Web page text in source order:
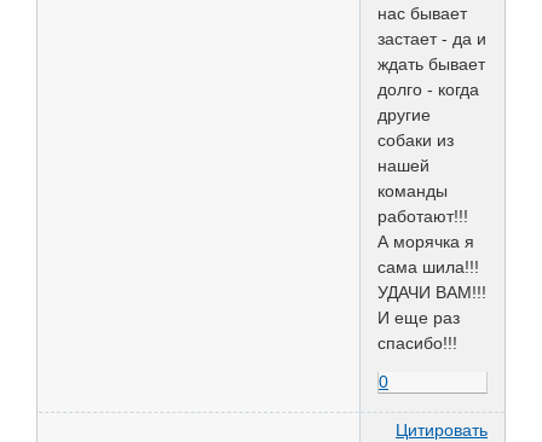
нас бывает
застает - да и
ждать бывает
долго - когда
другие
собаки из
нашей
команды
работают!!!
А морячка я
сама шила!!!
УДАЧИ ВАМ!!!
И еще раз
спасибо!!!
0
Цитировать